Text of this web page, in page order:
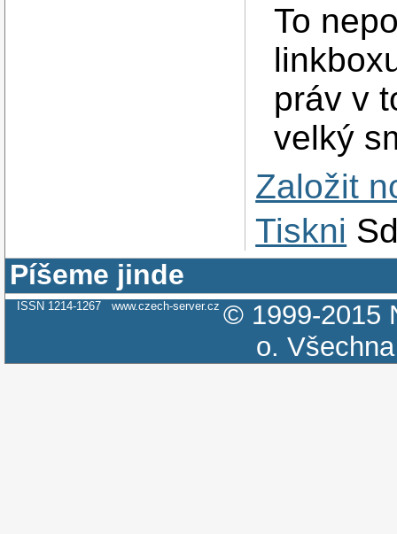
To
práv v
velký
Založit
Tiskni
Píšeme jinde
ISSN 1214-1267 www.czech-server.cz © 1999-2015
o.